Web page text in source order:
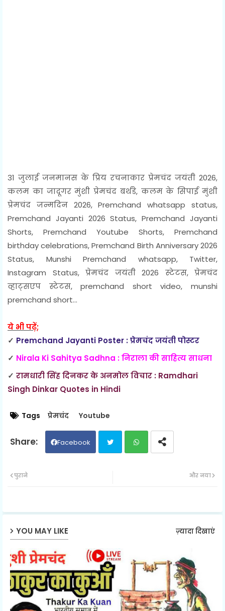
31 जुलाई जनमानस के प्रिय रचनाकार प्रेमचंद जयंती 2026,
कलम का जादूगर मुंशी प्रेमचंद बर्थडे, कलम के सिपाई मुंशी
प्रेमचंद जन्मदिन 2026, Premchand whatsapp status,
Premchand Jayanti 2026 Status, Premchand Jayanti
Shorts, Premchand Youtube Shorts, Premchand
birthday celebrations, Premchand Birth Anniversary 2026
Status, Munshi Premchand whatsapp, Twitter,
Instagram Status, प्रेमचंद जयंती 2026 स्टेटस, प्रेमचंद
व्हाट्सएप स्टेटस, premchand short video, munshi
premchand short...
ये भी पढ़ें;
✓ Premchand Jayanti Poster : प्रेमचंद जयंती पोस्टर
✓ Nirala Ki Sahitya Sadhna : निराला की साहित्य साधना
✓ रामधारी सिंह दिनकर के अनमोल विचार : Ramdhari
Singh Dinkar Quotes in Hindi
Tags प्रेमचंद Youtube
Facebook
ap
और नया
पुराने
YOU MAY LIKE ज़्यादा दिखाएं